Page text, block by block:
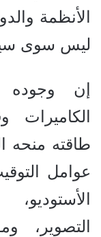
الأنظمة
ليس سوى
إن
طاقته منحه
عوامل
التصوير،